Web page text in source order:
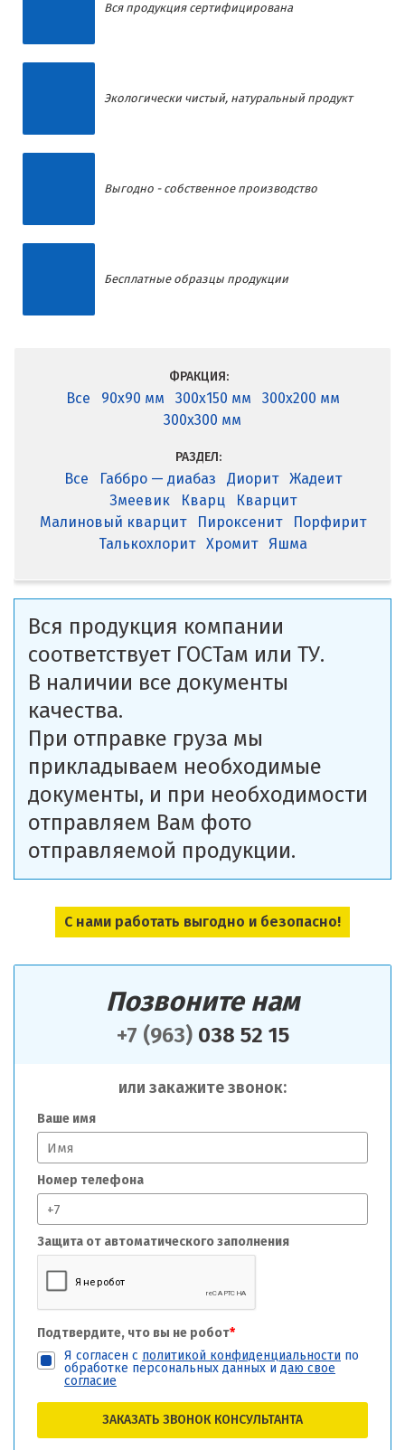
Позвоните нам
+7 (963)038 52 15
или закажите звонок:
Ваше имя
Номер телефона
Защита от автоматического заполнения
Подтвердите, что вы не робот*
Я согласен с политикой конфиденциальности по
обработке персональных данных и даю свое
согласие
ЗАКАЗАТЬ ЗВОНОК КОНСУЛЬТАНТА
Вся продукция сертифицирована
Экологически чистый, натуральный продукт
Выгодно - собственное производство
Бесплатные образцы продукции
ФРАКЦИЯ:
Все 90x90 мм 300x150 мм
300x200 мм
300x300 мм
РАЗДЕЛ:
Все Габбро — диабаз Диорит
Жадеит
Змеевик
Кварц
Кварцит
Малиновый кварцит
Пироксенит
Порфирит
Талькохлорит
Хромит Яшма
Вся продукция компании
соответствует ГОСТам или ТУ.
В наличии все документы
качества.
При отправке груза мы
прикладываем необходимые
документы, и при необходимости
отправляем Вам фото
отправляемой продукции.
С нами работать выгодно и безопасно!